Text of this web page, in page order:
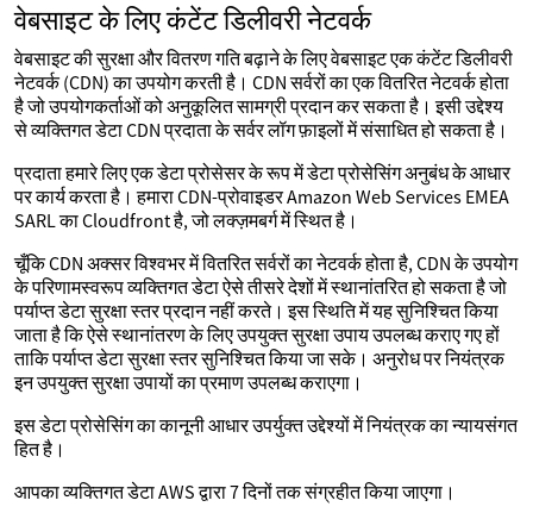
वेबसाइट के लिए कंटेंट डिलीवरी नेटवर्क
वेबसाइट की सुरक्षा और वितरण गति बढ़ाने के लिए वेबसाइट एक कंटेंट डिलीवरी
नेटवर्क (CDN) का उपयोग करती है। CDN सर्वरों का एक वितरित नेटवर्क होता
है जो उपयोगकर्ताओं को अनुकूलित सामग्री प्रदान कर सकता है। इसी उद्देश्य
से व्यक्तिगत डेटा CDN प्रदाता के सर्वर लॉग फ़ाइलों में संसाधित हो सकता है।
प्रदाता हमारे लिए एक डेटा प्रोसेसर के रूप में डेटा प्रोसेसिंग अनुबंध के आधार
पर कार्य करता है। हमारा CDN-प्रोवाइडर Amazon Web Services EMEA
SARL का Cloudfront है, जो लक्ज़मबर्ग में स्थित है।
चूँकि CDN अक्सर विश्वभर में वितरित सर्वरों का नेटवर्क होता है, CDN के उपयोग
के परिणामस्वरूप व्यक्तिगत डेटा ऐसे तीसरे देशों में स्थानांतरित हो सकता है जो
पर्याप्त डेटा सुरक्षा स्तर प्रदान नहीं करते। इस स्थिति में यह सुनिश्चित किया
जाता है कि ऐसे स्थानांतरण के लिए उपयुक्त सुरक्षा उपाय उपलब्ध कराए गए हों
ताकि पर्याप्त डेटा सुरक्षा स्तर सुनिश्चित किया जा सके। अनुरोध पर नियंत्रक
इन उपयुक्त सुरक्षा उपायों का प्रमाण उपलब्ध कराएगा।
इस डेटा प्रोसेसिंग का कानूनी आधार उपर्युक्त उद्देश्यों में नियंत्रक का न्यायसंगत
हित है।
आपका व्यक्तिगत डेटा AWS द्वारा 7 दिनों तक संग्रहीत किया जाएगा।